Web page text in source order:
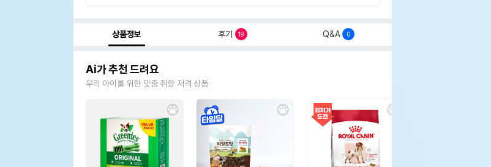
상품정보 후기 19 Q&A 0
Ai가 추천 드려요
우리 아이를 위한 맞춤 취향 저격 상품